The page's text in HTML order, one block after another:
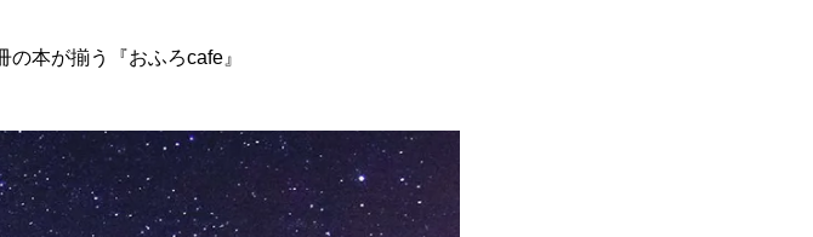
本が揃う『おふろcafe』